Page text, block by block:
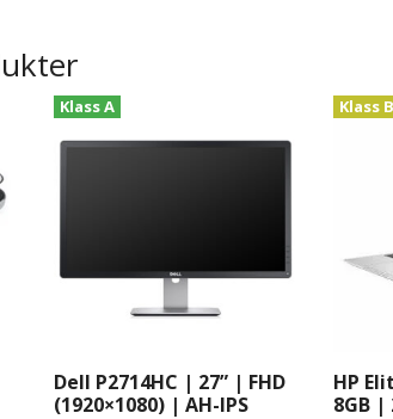
Dell P2714HC | 27” | FHD
(1920×1080) | AH-IPS
Klass A
HP
8GB |
Klass B